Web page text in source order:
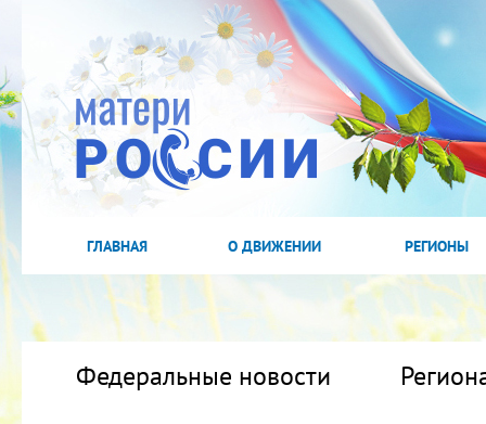
ГЛАВНАЯ О ДВИЖЕНИИ РЕГИОНЫ
Федеральные новости